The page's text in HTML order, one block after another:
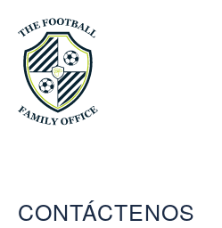
CONTÁCTENOS